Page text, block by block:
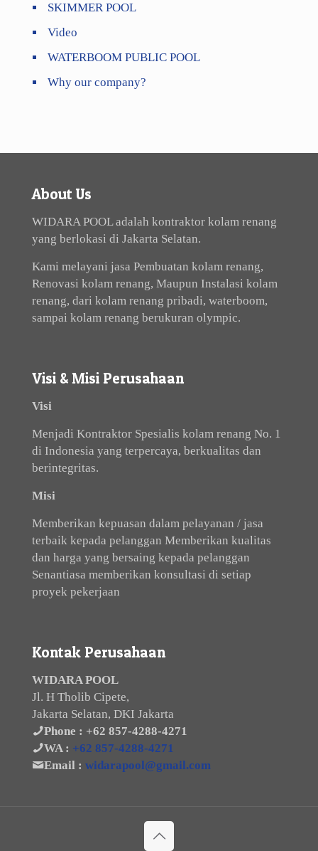
SKIMMER POOL
Video
WATERBOOM PUBLIC POOL
Why our company?
About Us
WIDARA POOL adalah kontraktor kolam renang
yang berlokasi di Jakarta Selatan.
Kami melayani jasa Pembuatan kolam renang,
Renovasi kolam renang, Maupun Instalasi kolam
renang, dari kolam renang pribadi, waterboom,
sampai kolam renang berukuran olympic.
Visi & Misi Perusahaan
Visi
Menjadi Kontraktor Spesialis kolam renang No. 1
di Indonesia yang terpercaya, berkualitas dan
berintegritas.
Misi
Memberikan kepuasan dalam pelayanan / jasa
terbaik kepada pelanggan Memberikan kualitas
dan harga yang bersaing kepada pelanggan
Senantiasa memberikan konsultasi di setiap
proyek pekerjaan
Kontak Perusahaan
WIDARA POOL
Jl. H Tholib Cipete,
Jakarta Selatan, DKI Jakarta
Phone : +62 857-4288-4271
WA : +62 857-4288-4271
Email : widarapool@gmail.com